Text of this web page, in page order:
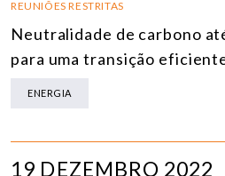
REUNIÕES RESTRITAS
Neutralidade de carbono
para uma transição
ENERGIA
19 DEZEMBRO 2022